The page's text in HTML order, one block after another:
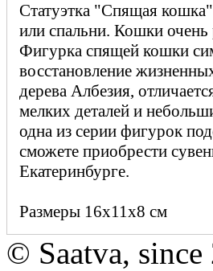
Статуэтка "Спящая
или спальни. Кошки
Фигурка спящей кошки
восстановление
дерева Албезия,
мелких деталей и
одна из серии фигурок
сможете приобрести
Екатеринбурге.
Размеры 16х11х8 см
© Saatva, since